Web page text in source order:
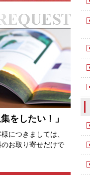
をしたい！」
につきましては、
お取り寄せだけで